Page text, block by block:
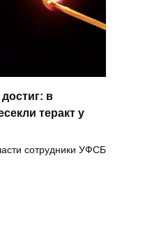
в
теракт у
сотрудники УФСБ